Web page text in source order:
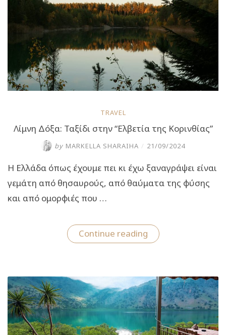
TRAVEL
Λίμνη Δόξα: Ταξίδι στην “Ελβετία της Κορινθίας”
by MARKELLA SHARAIHA / 21/09/2024
Η Ελλάδα όπως έχουμε πει κι έχω ξαναγράψει είναι
γεμάτη από θησαυρούς, από θαύματα της φύσης
και από ομορφιές που …
Continue reading“Λίμνη
Δόξα:
της
Κορινθίας””